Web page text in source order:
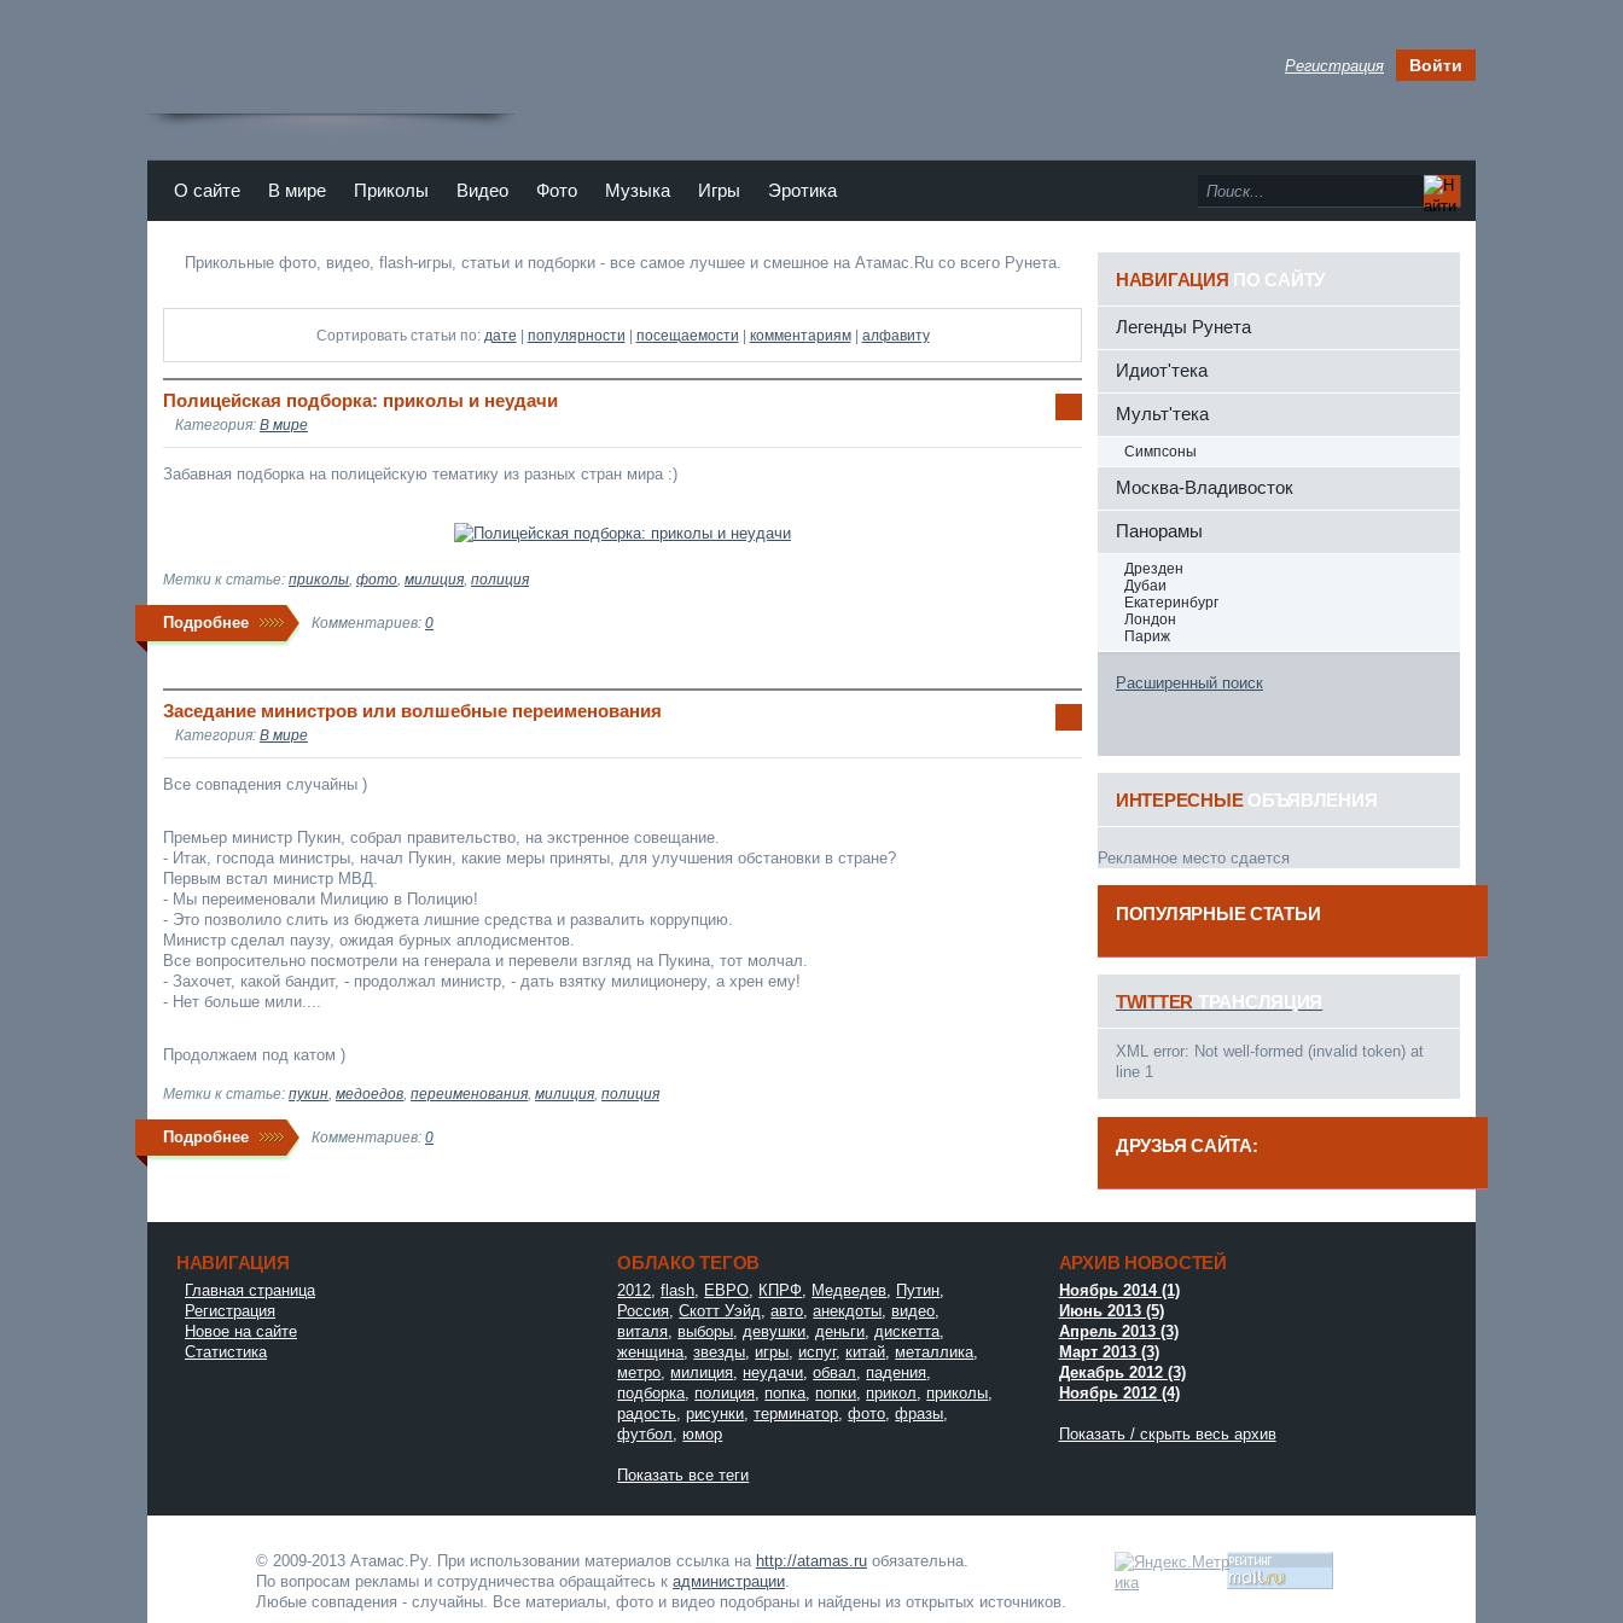
Atamas RU - лучший юмор Рунета
Регистрация Войти
as.ru
Twitte
О сайте В мире Приколы Видео Фото Музыка Игры Эротика
Прикольные фото, видео, flash-игры, статьи и подборки - все самое лучшее и смешное на Атамас.Ru со всего Рунета.
Сортировать статьи по: дате | популярности | посещаемости | комментариям| алфавиту
фо
Полицейская подборка: приколы и неудачи
Категория: В мире
Забавная подборка на полицейскую тематику из разных стран мира :)
Метки к статье: приколы фото милиция полиция
Подробнее Комментариев: 0
фо
Заседание министров или волшебные переименования
Категория: В мире
Все совпадения случайны )
Премьер министр Пукин, собрал правительство, на экстренное совещание.
- Итак, господа министры, начал Пукин, какие меры приняты, для улучшения обстановки в стране?
Первым встал министр МВД.
- Мы переименовали Милицию в Полицию!
- Это позволило слить из бюджета лишние средства и развалить коррупцию.
Министр сделал паузу, ожидая бурных аплодисментов.
Все вопросительно посмотрели на генерала и перевели взгляд на Пукина, тот молчал.
- Захочет, какой бандит, - продолжал министр, - дать взятку милиционеру, а хрен ему!
- Нет больше мили....
Продолжаем под катом )
Метки к статье: пукин медоедов переименования милиция полиция
Подробнее Комментариев: 0
НАВИГАЦИЯ ПО САЙТУ
Легенды Рунета
Идиот'тека
Мульт'тека
Симпсоны
Москва-Владивосток
Панорамы
Дрезден
Дубаи
Екатеринбург
Лондон
Париж
Расширенный поиск
ИНТЕРЕСНЫЕОБЪЯВЛЕНИЯ
Рекламное место сдается
ПОПУЛЯРНЫЕ СТАТЬИ
------
TWITTER ТРАНСЛЯЦИЯ
XML error: Not well-formed (invalid token) at
line 1
ДРУЗЬЯ САЙТА:
НАВИГАЦИЯ
Главная страница
Регистрация
Новое на сайте
Статистика
ОБЛАКО ТЕГОВ
2012,flash, ЕВРО, КПРФ, Медведев, Путин,
Россия,Скотт Уэйд,авто,анекдоты, видео,
виталя, выборы,девушки,деньги,дискетта,
женщина,звезды, игры, испуг,китай, металлика,
метро, милиция, неудачи,обвал, падения,
подборка, полиция, попка, попки, прикол, приколы,
радость,рисунки,терминатор,фото,фразы,
футбол, юмор
Показать все теги
АРХИВ НОВОСТЕЙ
Ноябрь 2014 (1)
Июнь 2013 (5)
Апрель 2013 (3)
Март 2013 (3)
Декабрь 2012 (3)
Ноябрь 2012 (4)
Показать / скрыть весь архив
© 2009-2013 Атамас.Ру. При использовании материалов ссылка на http://atamas.ru обязательна.
По вопросам рекламы и сотрудничества обращайтесь к администрации.
Любые совпадения - случайны. Все материалы, фото и видео подобраны и найдены из открытых источников.